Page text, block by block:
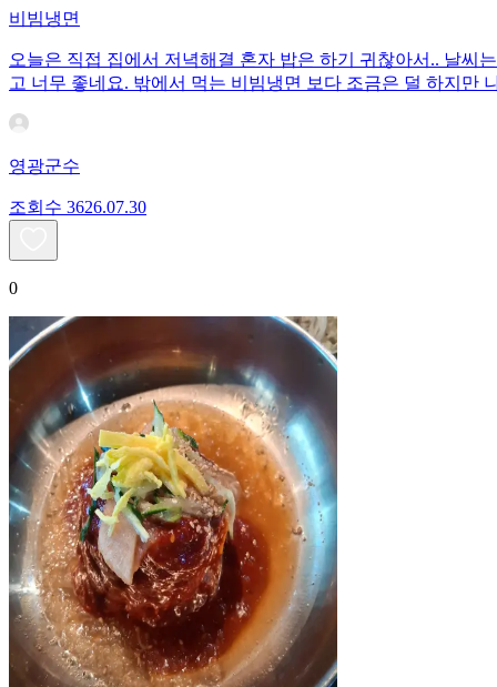
비빔냉면
오늘은 직접 집에서 저녁해결 혼자 밥은 하기 귀찮아서.. 날씨
고 너무 좋네요. 밖에서 먹는 비빔냉면 보다 조금은 덜 하지만
영광군수
조회수 3626.07.30
0